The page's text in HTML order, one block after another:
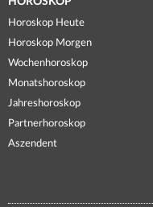
Horoskop Heute
Horoskop Morgen
Wochenhoroskop
Monatshoroskop
Jahreshoroskop
Partnerhoroskop
Aszendent